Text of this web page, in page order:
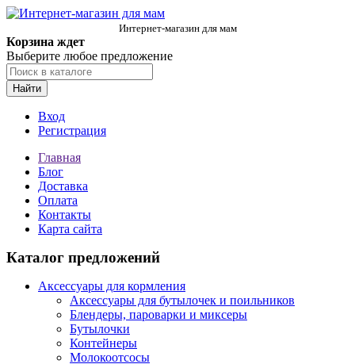
Интернет-магазин для мам
Корзина ждет
Выберите любое предложение
Найти
Вход
Регистрация
Главная
Блог
Доставка
Оплата
Контакты
Карта сайта
Каталог предложений
Аксессуары для кормления
Аксессуары для бутылочек и поильников
Блендеры, пароварки и миксеры
Бутылочки
Контейнеры
Молокоотсосы